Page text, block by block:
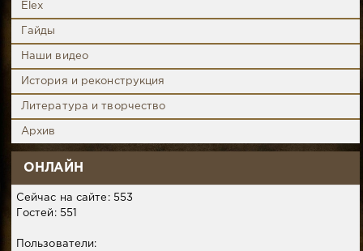
Elex
Гайды
Наши видео
История и реконструкция
Литература и творчество
Архив
ОНЛАЙН
Сейчас на сайте: 553
Гостей: 551
Пользователи: